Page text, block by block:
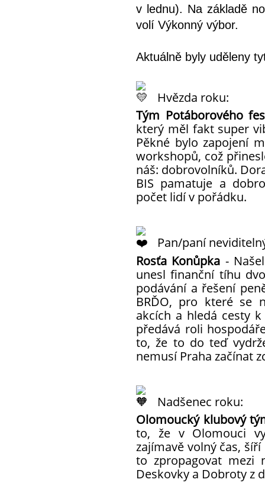
v lednu). Na základě
volí Výkonný výbor.
Aktuálně byly uděleny
Hvězda roku:
Tým Potáborového
který měl fakt super
Pěkné bylo zapojení
workshopů, což
náš: dobrovolníků.
BIS pamatuje a
počet lidí v pořádku.
Pan/paní
Rosťa Konůpka -
unesl finanční tíhu
podávání a řešení
BRĎO, pro které se
akcích a hledá cesty
předává roli
to, že to do teď
nemusí Praha začínat
Nadšenec roku:
Olomoucký klubový
to, že v Olomouci
zajímavě volný čas,
to zpropagovat mezi
Deskovky a Dobroty z